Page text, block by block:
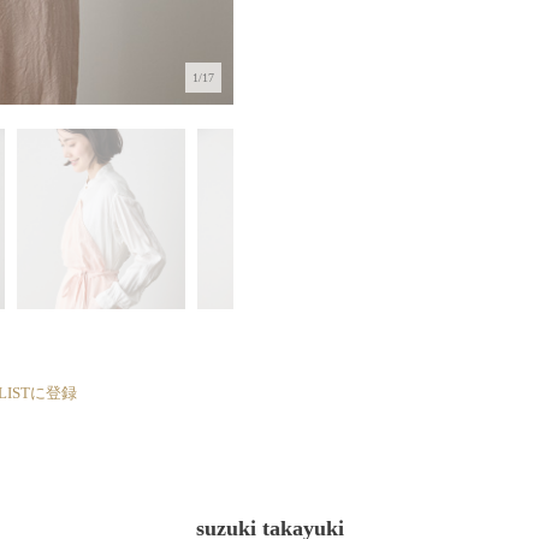
1/17
に登録
suzuki takayuki